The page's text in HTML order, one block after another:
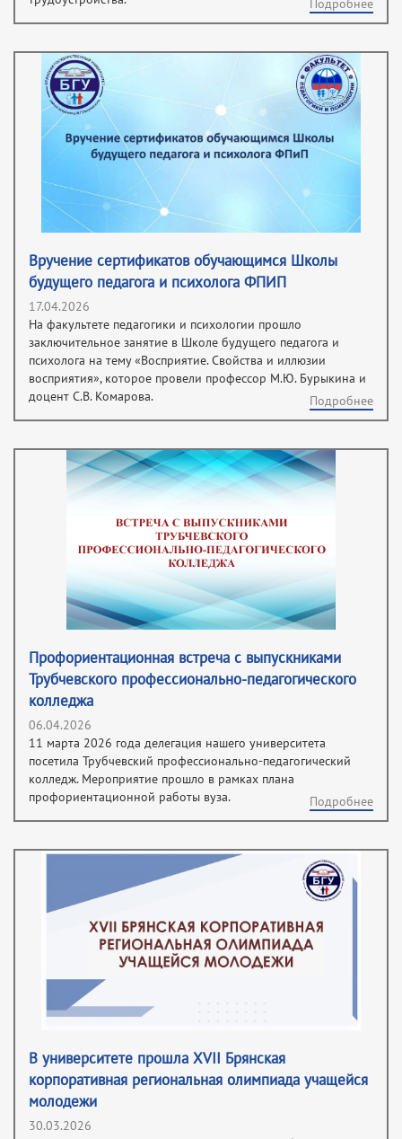
Подробнее
Вручение сертификатов обучающимся Школы
будущего педагога и психолога ФПИП
17.04.2026
На факультете педагогики и психологии прошло
заключительное занятие в Школе будущего педагога и
психолога на тему «Восприятие. Свойства и иллюзии
восприятия», которое провели профессор М.Ю. Бурыкина и
доцент С.В. Комарова.
Подробнее
Профориентационная встреча с выпускниками
Трубчевского профессионально-педагогического
колледжа
06.04.2026
11 марта 2026 года делегация нашего университета
посетила Трубчевский профессионально-педагогический
колледж. Мероприятие прошло в рамках плана
профориентационной работы вуза.
Подробнее
В университете прошла XVII Брянская
корпоративная региональная олимпиада учащейся
молодежи
30.03.2026